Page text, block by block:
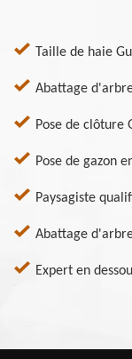
Taille de haie
Abattage
Pose de clôture
Pose de gazon
Paysagiste
Abattage
Expert en